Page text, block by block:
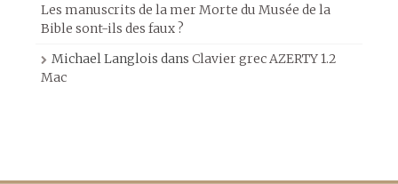
Les manuscrits de la mer Morte du Musée de la
Bible sont-ils des faux ?
Michael Langlois dans Clavier grec AZERTY 1.2
Mac